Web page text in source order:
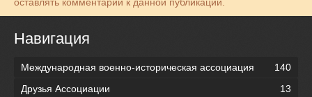
Навигация
Международная военно-историческая ассоциация
140
Друзья Ассоциации
13